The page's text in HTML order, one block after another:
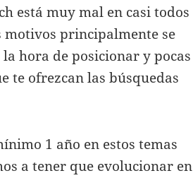
está muy mal en casi todos
motivos principalmente se
hora de posicionar y pocas
te ofrezcan las búsquedas
1 año en estos temas
a tener que evolucionar en